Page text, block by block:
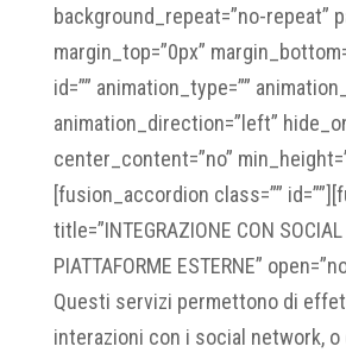
background_repeat=”no-repeat”
margin_top=”0px”
id=”” animation_type=””
animation_direction=”left”
center_content=”no”
[fusion_accordion class=””
title=”INTEGRAZIONE CON SOCIAL
PIATTAFORME ESTERNE”
Questi servizi permettono di
interazioni con i social network, o